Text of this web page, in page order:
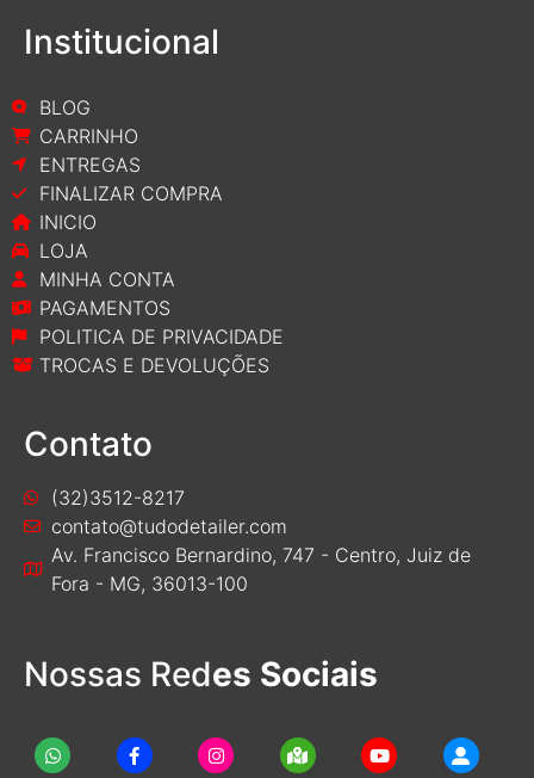
Institucional
BLOG
CARRINHO
ENTREGAS
FINALIZAR COMPRA
INICIO
LOJA
MINHA CONTA
PAGAMENTOS
POLITICA DE PRIVACIDADE
TROCAS E DEVOLUÇÕES
Contato
(32)3512-8217
contato@tudodetailer.com
Av. Francisco Bernardino, 747 - Centro, Juiz de
Fora - MG, 36013-100
Nossas Redes Sociais